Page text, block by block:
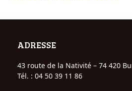
ADRESSE
43 route de la Nativité – 74 420
Tél. : 04 50 39 11 86